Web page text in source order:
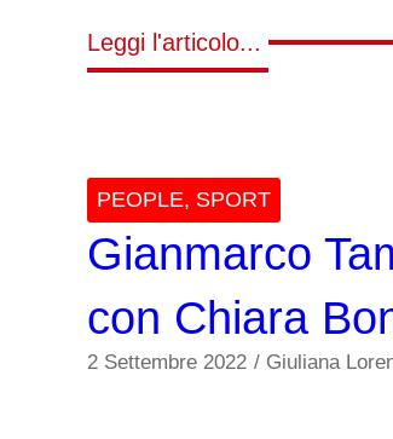
Leggi l'articolo...
PEOPLE, SPORT
Gianmarco
con Chiara
2 Settembre 2022 / Giuliana